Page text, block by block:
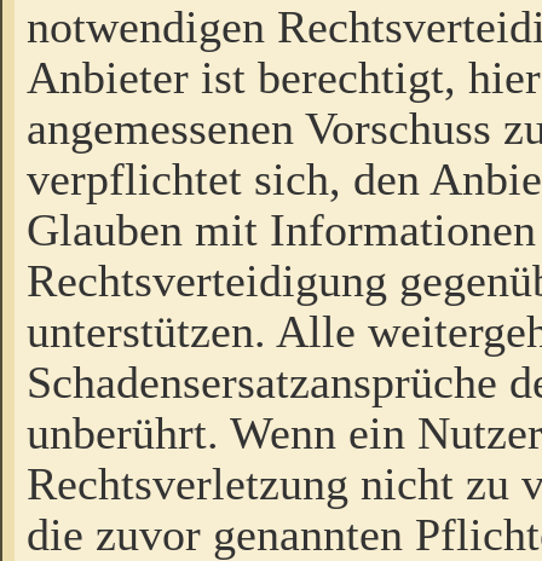
notwendigen
Anbieter ist berechtigt,
angemessenen Vorschuss
verpflichtet sich, den
Glauben mit
Rechtsverteidigung
unterstützen. Alle
Schadensersatzansprüche
unberührt. Wenn ein
Rechtsverletzung nicht zu
die zuvor genannten